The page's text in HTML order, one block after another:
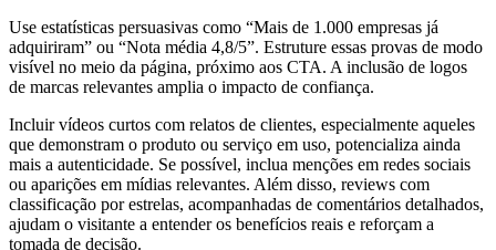
Use estatísticas persuasivas como “Mais de 1.000 empresas já
adquiriram” ou “Nota média 4,8/5”. Estruture essas provas de modo
visível no meio da página, próximo aos CTA. A inclusão de logos
de marcas relevantes amplia o impacto de confiança.
Incluir vídeos curtos com relatos de clientes, especialmente aqueles
que demonstram o produto ou serviço em uso, potencializa ainda
mais a autenticidade. Se possível, inclua menções em redes sociais
ou aparições em mídias relevantes. Além disso, reviews com
classificação por estrelas, acompanhadas de comentários detalhados,
ajudam o visitante a entender os benefícios reais e reforçam a
tomada de decisão.